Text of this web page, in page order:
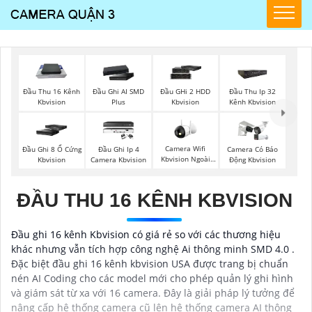
Đầu Thu 16 Kênh
Kbvision
Đầu Ghi AI SMD
Plus
Đầu GHi 2 HDD
Kbvision
Đầu Thu Ip 32
Kênh Kbvision
Đầu Ghi 8 Ổ Cứng
Kbvision
Đầu Ghi Ip 4
Camera Kbvision
Camera Wifi
Kbvision Ngoài
Camera Có Báo
Động Kbvision
ĐẦU THU 16 KÊNH KBVISION
Đầu ghi 16 kênh Kbvision có giá rẻ so với các thương hiệu
khác nhưng vẫn tích hợp công nghệ Ai thông minh SMD 4.0 .
Đặc biệt đầu ghi 16 kênh kbvision USA được trang bị chuẩn
nén AI Coding cho các model mới cho phép quản lý ghi hình
và giám sát từ xa với 16 camera. Đây là giải pháp lý tưởng để
nâng cấp hệ thống camera cũ lên hệ thống camera AI thông